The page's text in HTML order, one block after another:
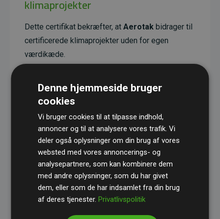
klimaprojekter
Dette certifikat bekræfter, at Aerotak bidrager til
certificerede klimaprojekter uden for egen
værdikæde.
reducerende effekt, som i gennemsnit svarer til
dobbelt så meget CO₂ som den estimerede
Alle projekter er verificeret gennem Gold
Standard– en international ordning, der sikrer høj
kvalitet og gennemsigtighed i klimainvesteringer.
Du kan læse mere om de konkrete projekter
Denne hjemmeside bruger
cookies
Vi bruger cookies til at tilpasse indhold,
annoncer og til at analysere vores trafik. Vi
deler også oplysninger om din brug af vores
websted med vores annoncerings- og
analysepartnere, som kan kombinere dem
med andre oplysninger, som du har givet
dem, eller som de har indsamlet fra din brug
af deres tjenester.Privatlivspolitik